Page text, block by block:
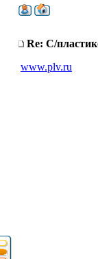
Re: С/
www.plv.ru